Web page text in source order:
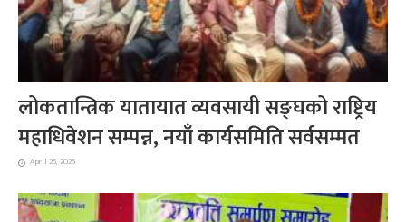
लोकतान्त्रिक यातायात व्यवसायी सङ्घको राष्ट्रिय
महाधिवेशन सम्पन्न, नयाँ कार्यसमिति सर्वसम्मत
April 25, 2025